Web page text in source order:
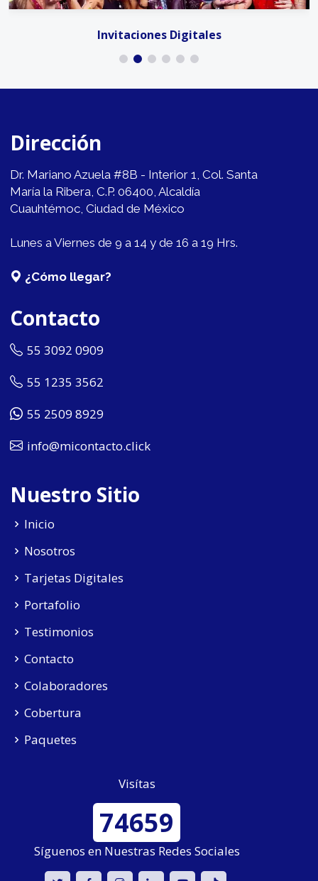
Invitaciones Digitales
Dirección
Dr. Mariano Azuela #8B - Interior 1, Col. Santa
María la Ribera, C.P. 06400, Alcaldía
Cuauhtémoc, Ciudad de México
Lunes a Viernes de 9 a 14 y de 16 a 19 Hrs.
¿Cómo llegar?
Contacto
55 3092 0909
55 1235 3562
55 2509 8929
info@micontacto.click
Nuestro Sitio
Inicio
Nosotros
Tarjetas Digitales
Portafolio
Testimonios
Contacto
Colaboradores
Cobertura
Paquetes
Visítas
74659
Síguenos en Nuestras Redes Sociales